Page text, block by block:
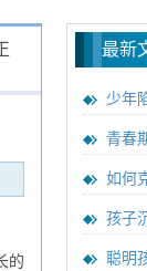
的
最新
少年
青春
如何
孩子
聪明